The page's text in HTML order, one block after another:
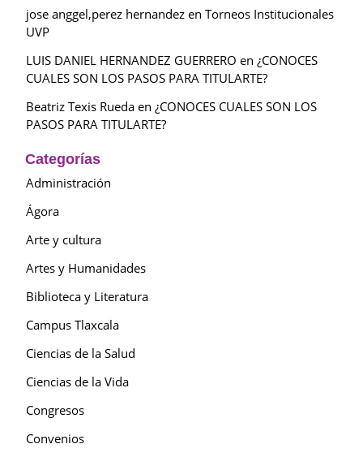
jose anggel,perez hernandez en Torneos Institucionales
UVP
LUIS DANIEL HERNANDEZ GUERRERO en ¿CONOCES
CUALES SON LOS PASOS PARA TITULARTE?
Beatriz Texis Rueda en ¿CONOCES CUALES SON LOS
PASOS PARA TITULARTE?
Categorías
Administración
Ágora
Arte y cultura
Artes y Humanidades
Biblioteca y Literatura
Campus Tlaxcala
Ciencias de la Salud
Ciencias de la Vida
Congresos
Convenios